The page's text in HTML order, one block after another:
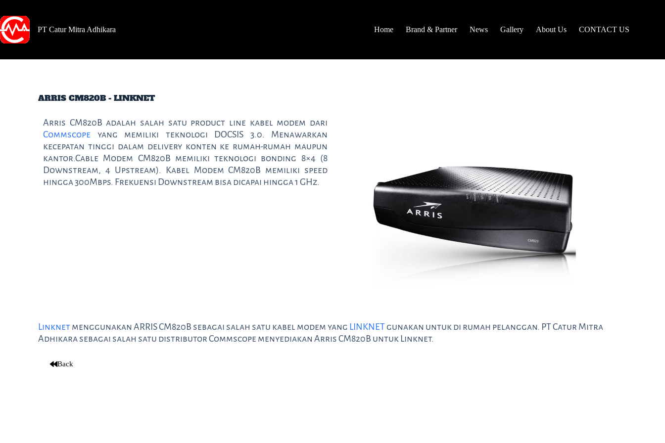
PT Catur Mitra Adhikara Home Brand & Partner News Gallery About Us CONTACT US
ARRIS CM820B - LINKNET
Arris CM820B adalah salah satu product line kabel modem dari
Commscope yang memiliki teknologi DOCSIS 3.0. Menawarkan
kecepatan tinggi dalam delivery konten ke rumah-rumah maupun
kantor.Cable Modem CM820B memiliki teknologi bonding 8×4 (8
Downstream, 4 Upstream). Kabel Modem CM820B memiliki speed
hingga 300Mbps. Frekuensi Downstream bisa dicapai hingga 1 GHz.
Linknet menggunakan ARRIS CM820B sebagai salah satu kabel modem yang LINKNET gunakan untuk di rumah pelanggan. PT Catur Mitra
Adhikara sebagai salah satu distributor Commscope menyediakan Arris CM820B untuk Linknet.
Back